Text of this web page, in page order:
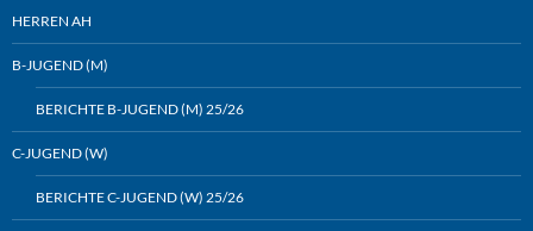
HERREN AH
B-JUGEND (M)
BERICHTE B-JUGEND (M) 25/26
C-JUGEND (W)
BERICHTE C-JUGEND (W) 25/26